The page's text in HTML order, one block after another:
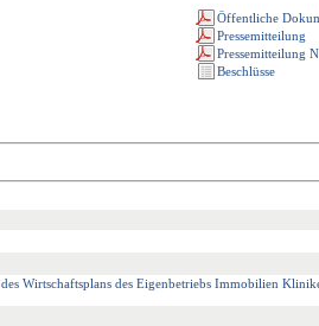
Wirtschaftsplans des Eigenbetriebs Immobilien